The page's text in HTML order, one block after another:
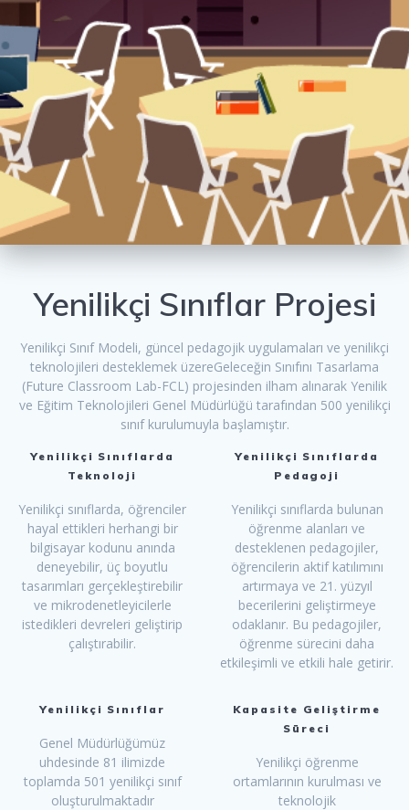
Yenilikçi Sınıflar Projesi
Yenilikçi Sınıf Modeli, güncel pedagojik uygulamaları ve yenilikçi
teknolojileri desteklemek üzereGeleceğin Sınıfını Tasarlama
(Future Classroom Lab-FCL) projesinden ilham alınarak Yenilik
ve Eğitim Teknolojileri Genel Müdürlüğü tarafından 500 yenilikçi
sınıf kurulumuyla başlamıştır.
Yenilikçi Sınıflarda
Teknoloji
Yenilikçi sınıflarda, öğrenciler
hayal ettikleri herhangi bir
bilgisayar kodunu anında
deneyebilir, üç boyutlu
tasarımları gerçekleştirebilir
ve mikrodenetleyicilerle
istedikleri devreleri geliştirip
çalıştırabilir.
Yenilikçi Sınıflarda
Pedagoji
Yenilikçi sınıflarda bulunan
öğrenme alanları ve
desteklenen pedagojiler,
öğrencilerin aktif katılımını
artırmaya ve 21. yüzyıl
becerilerini geliştirmeye
odaklanır. Bu pedagojiler,
öğrenme sürecini daha
etkileşimli ve etkili hale getirir.
Yenilikçi Sınıflar
Genel Müdürlüğümüz
uhdesinde 81 ilimizde
toplamda 501 yenilikçi sınıf
oluşturulmaktadır
Kapasite Geliştirme
Süreci
Yenilikçi öğrenme
ortamlarının kurulması ve
teknolojik